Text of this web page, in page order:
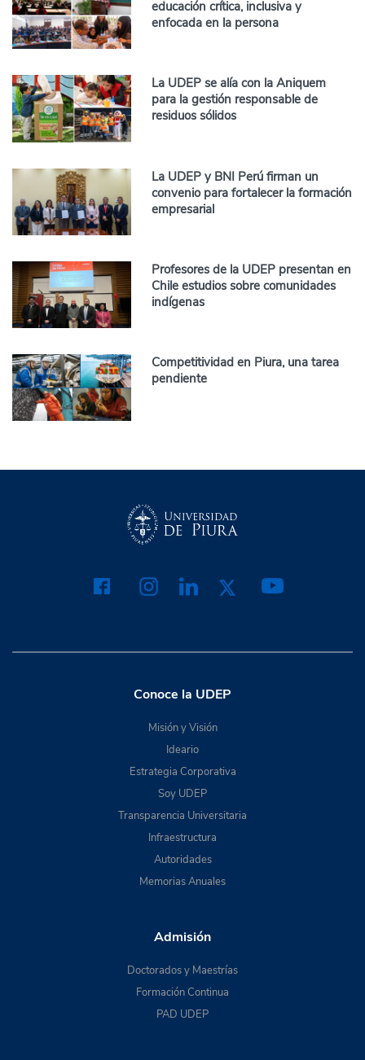
educación crítica, inclusiva y
enfocada en la persona
La UDEP se alía con la Aniquem
para la gestión responsable de
residuos sólidos
La UDEP y BNI Perú firman un
convenio para fortalecer la formación
empresarial
Profesores de la UDEP presentan en
Chile estudios sobre comunidades
indígenas
Competitividad en Piura, una tarea
pendiente
Conoce la UDEP
Misión y Visión
Ideario
Estrategia Corporativa
Soy UDEP
Transparencia Universitaria
Infraestructura
Autoridades
Memorias Anuales
Admisión
Doctorados y Maestrías
Formación Continua
PAD UDEP